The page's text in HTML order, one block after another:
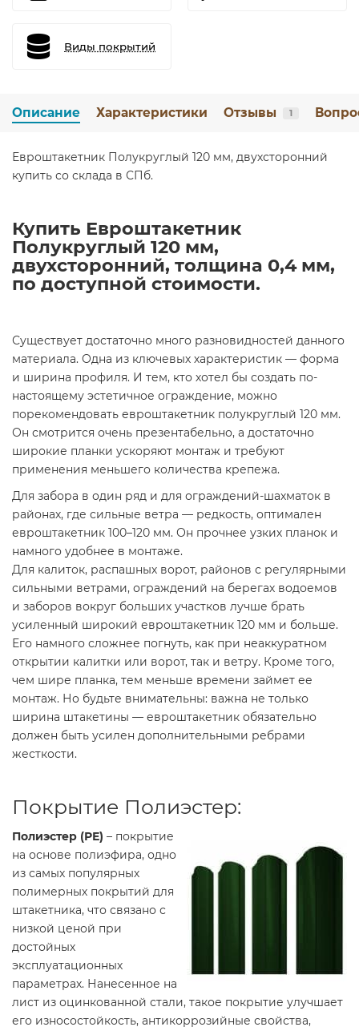
Виды покрытий
Описание Характеристики Отзывы 1
Евроштакетник Полукруглый 120 мм, двухсторонний
купить со склада в СПб.
Купить Евроштакетник
Полукруглый 120 мм,
двухсторонний, толщина 0,4 мм,
по доступной стоимости.
Существует достаточно много разновидностей данного
материала. Одна из ключевых характеристик — форма
и ширина профиля. И тем, кто хотел бы создать по-
настоящему эстетичное ограждение, можно
порекомендовать евроштакетник полукруглый 120 мм.
Он смотрится очень презентабельно, а достаточно
широкие планки ускоряют монтаж и требуют
применения меньшего количества крепежа.
Для забора в один ряд и для ограждений-шахматок в
районах, где сильные ветра — редкость, оптимален
евроштакетник 100–120 мм. Он прочнее узких планок и
намного удобнее в монтаже.
Для калиток, распашных ворот, районов с регулярными
сильными ветрами, ограждений на берегах водоемов
и заборов вокруг больших участков лучше брать
усиленный широкий евроштакетник 120 мм и больше.
Его намного сложнее погнуть, как при неаккуратном
открытии калитки или ворот, так и ветру. Кроме того,
чем шире планка, тем меньше времени займет ее
монтаж. Но будьте внимательны: важна не только
ширина штакетины — евроштакетник обязательно
должен быть усилен дополнительными ребрами
жесткости.
Покрытие Полиэстер:
Полиэстер (РЕ) – покрытие
на основе полиэфира, одно
из самых популярных
полимерных покрытий для
штакетника, что связано с
низкой ценой при
достойных
эксплуатационных
параметрах. Нанесенное на
лист из оцинкованной стали, такое покрытие улучшает
его износостойкость, антикоррозийные свойства,